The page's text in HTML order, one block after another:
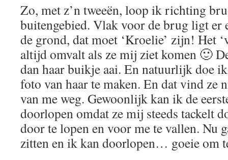
Zo, met z’n tweeën, loop ik richting
buitengebied. Vlak voor de brug ligt er
de grond, dat moet ‘Kroelie’ zijn! Het
altijd omvalt als ze mij ziet komen 🙂
dan haar buikje aai. En natuurlijk doe
foto van haar te maken. En dat vind ze
van me weg. Gewoonlijk kan ik de
doorlopen omdat ze mij steeds tackelt
door te lopen en voor me te vallen. Nu
zitten en ik kan doorlopen… goeie om